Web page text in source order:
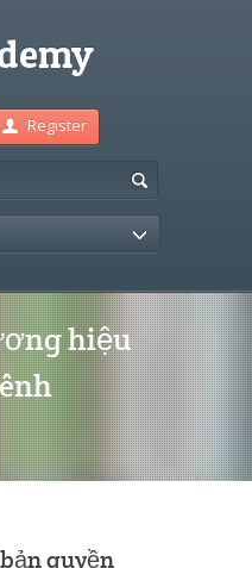
Register
hiệu
quyền